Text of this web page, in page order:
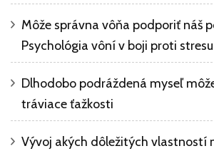
Môže správna vôňa podporiť náš
Psychológia vôní v boji proti stresu
Dlhodobo podráždená myseľ
tráviace ťažkosti
Vývoj akých dôležitých vlastností